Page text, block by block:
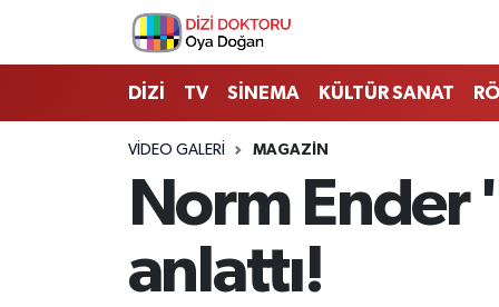
DİZİ TV SİNEMA KÜLTÜR SANAT
VIDEO GALERI MAGAZIN
Norm Ender
anlattı!
İstanbul Nöbetçi Eczaneler
İstanbul Hava Durumu
İstanbul Namaz Vakitleri
İstanbul Trafik Yoğunluk Haritası